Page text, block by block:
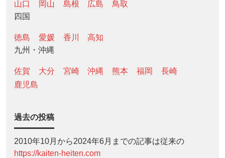
山口 岡山 島根 広島
鳥取
四国
徳島 愛媛 香川
高知
九州・沖縄
佐賀 大分 宮崎 沖縄 熊本 福岡
長崎
鹿児島
過去の投稿
2010年10月から2024年6月までの記事は従来の
https://kaiten-heiten.com